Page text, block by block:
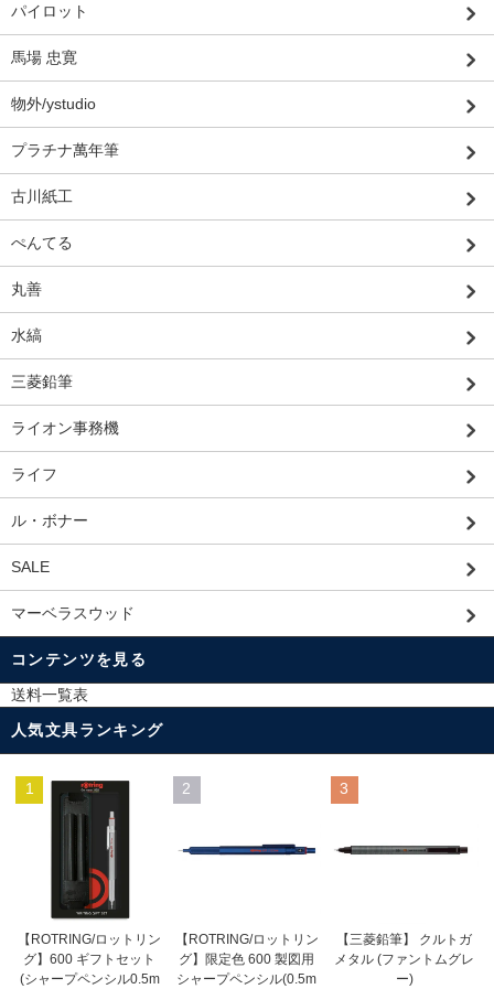
パイロット
馬場 忠寛
物外/ystudio
プラチナ萬年筆
古川紙工
ぺんてる
丸善
水縞
三菱鉛筆
ライオン事務機
ライフ
ル・ボナー
SALE
マーベラスウッド
コンテンツを見る
送料一覧表
人気文具ランキング
1
【ROTRING/ロットリン
グ】600 ギフトセット
(シャープペンシル0.5m
2
【ROTRING/ロットリン
グ】限定色 600 製図用
シャープペンシル(0.5m
3
【三菱鉛筆】 クルトガ
メタル (ファントムグレ
ー)